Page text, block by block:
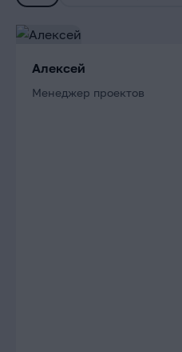
Алексей
Менеджер проектов